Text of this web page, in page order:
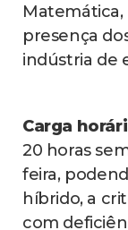
Matemática,
presença
indústria de
Carga
20 horas
feira,
híbrido, a
com